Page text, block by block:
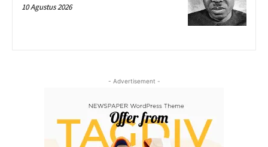
10 Agustus 2026
- Advertisement -